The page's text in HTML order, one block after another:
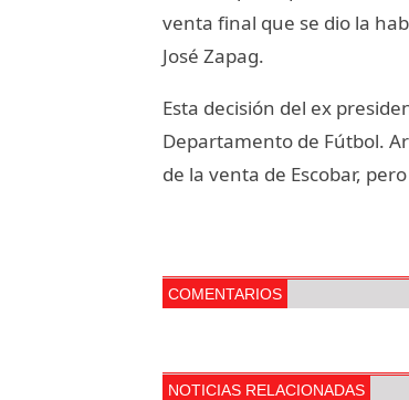
venta final que se dio la
José Zapag.
Esta decisión del ex
Departamento de Fútbol.
de la venta de Escobar,
COMENTARIOS
NOTICIAS RELACIONADAS